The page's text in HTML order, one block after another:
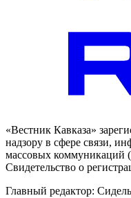
«Вестник Кавказа»
надзору в сфере связи,
массовых коммуникаций
Свидетельство о
Главный редактор: